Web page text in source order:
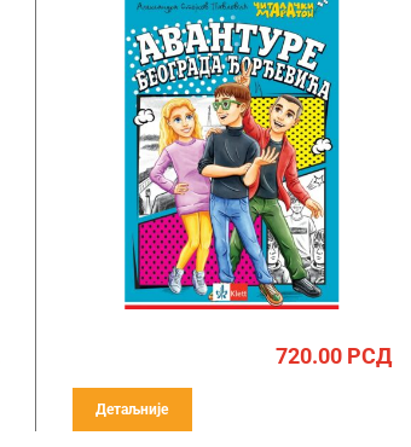
720.00РСД
Детаљније